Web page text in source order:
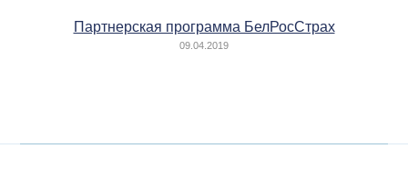
Партнерская программа БелРосСтрах
09.04.2019